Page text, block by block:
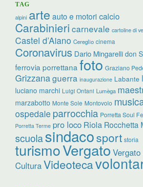
TAG
alpini arte auto e motori calcio
Carabinieri carnevale cartoline di
Castel d’Aiano Cereglio cinema
Coronavirus Dario Mingarelli don
ferrovia porrettana foto Graziano
Grizzanaguerra inaugurazione Labante
luciano marchi Luigi Ontani Lumèga
marzabotto Monte Sole Montovolo
ospedale parrocchia Porretta Soul
Porretta Terme pro loco Riola Rocchetta
scuolasindacosport storia
turismoVergato
CulturaVideoteca